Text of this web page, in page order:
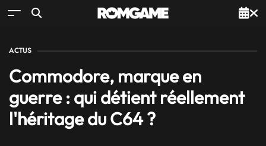
ACTUS
Commodore, marque en
guerre : qui détient réellement
l'héritage du C64 ?